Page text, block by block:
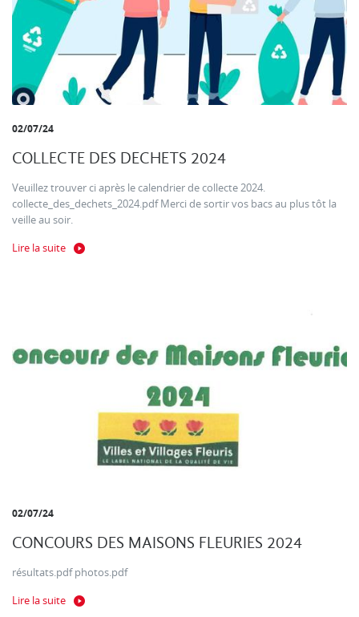
02/07/24
COLLECTE DES DECHETS 2024
Veuillez trouver ci après le calendrier de collecte 2024.
collecte_des_dechets_2024.pdf Merci de sortir vos bacs au plus tôt la
veille au soir.
Lire la suite
02/07/24
CONCOURS DES MAISONS FLEURIES 2024
résultats.pdf photos.pdf
Lire la suite